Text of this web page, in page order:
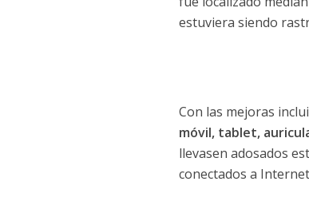
estuviera siendo
Con las mejoras
móvil, tablet,
llevasen adosados
conectados a